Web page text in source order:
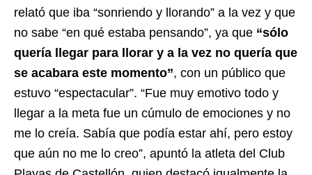
relató que iba “sonriendo y llorando” a la vez y que
no sabe “en qué estaba pensando”, ya que “sólo
quería llegar para llorar y a la vez no quería que
se acabara este momento”, con un público que
estuvo “espectacular”. “Fue muy emotivo todo y
llegar a la meta fue un cúmulo de emociones y no
me lo creía. Sabía que podía estar ahí, pero estoy
que aún no me lo creo”, apuntó la atleta del Club